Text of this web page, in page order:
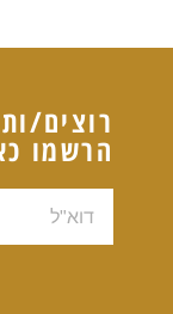
רוצים/
הרשמו